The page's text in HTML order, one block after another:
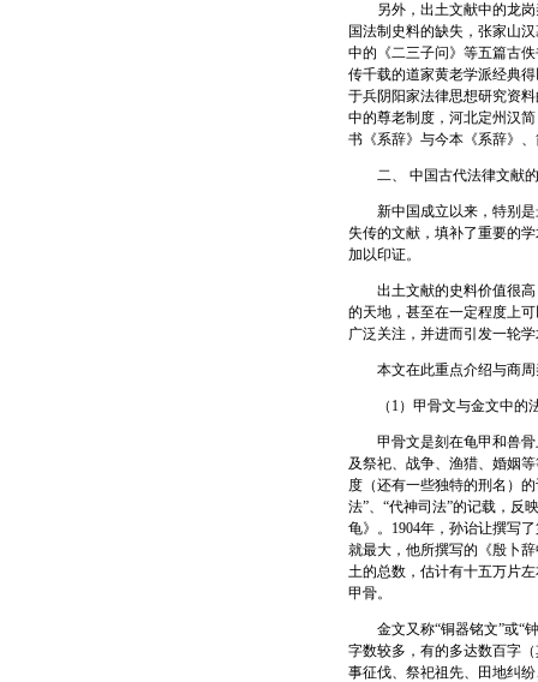
另外，出土文献中的龙岗
国法制史料的缺失，张家山
中的《二三子问》等五篇古
传千载的道家黄老学派经典
于兵阴阳家法律思想研究资
中的尊老制度，河北定州汉
书《系辞》与今本《系辞》
二、 中国古代法律文献的
新中国成立以来，特别是
失传的文献，填补了重要的
加以印证。
出土文献的史料价值很高
的天地，甚至在一定程度上
广泛关注，并进而引发一轮
本文在此重点介绍与商周
（1）甲骨文与金文中的
甲骨文是刻在龟甲和兽骨
及祭祀、战争、渔猎、婚姻
度（还有一些独特的刑名）
法”、“代神司法”的记载，反
龟》。1904年，孙诒让撰写
就最大，他所撰写的《殷卜
土的总数，估计有十五万片
甲骨。
金文又称“铜器铭文”或“钟
字数较多，有的多达数百字
事征伐、祭祀祖先、田地纠